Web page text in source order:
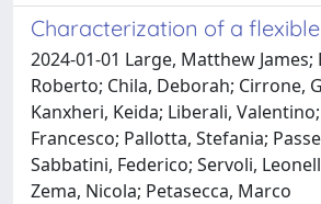
Characterization of a
2024-01-01 Large, Matthew
Roberto; Chila, Deborah; Cirrone,
Kanxheri, Keida; Liberali,
Francesco; Pallotta, Stefania;
Sabbatini, Federico; Servoli,
Zema, Nicola; Petasecca, Marco